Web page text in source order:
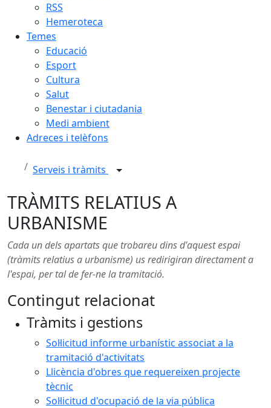
RSS
Hemeroteca
Temes
Educació
Esport
Cultura
Salut
Benestar i ciutadania
Medi ambient
Adreces i telèfons
Serveis i tràmits
TRÀMITS RELATIUS A
URBANISME
Cada un dels apartats que trobareu dins d'aquest espai
(tràmits relatius a urbanisme) us redirigiran directament a
l'espai, per tal de fer-ne la tramitació.
Contingut relacionat
Tràmits i gestions
Sol·licitud informe urbanístic associat a la
tramitació d'activitats
Llicència d'obres que requereixen projecte
tècnic
Sol·licitud d'ocupació de la via pública